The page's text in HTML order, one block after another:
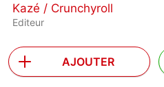
Kazé / Crunchyroll
Editeur
AJOUTER